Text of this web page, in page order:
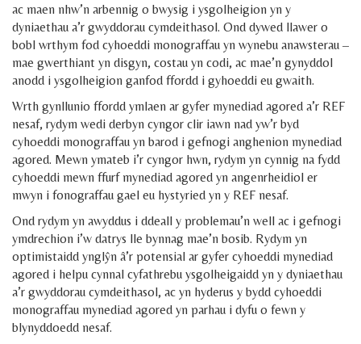
ac maen nhw’n arbennig o bwysig i ysgolheigion yn y
dyniaethau a’r gwyddorau cymdeithasol. Ond dywed llawer o
bobl wrthym fod cyhoeddi monograffau yn wynebu anawsterau –
mae gwerthiant yn disgyn, costau yn codi, ac mae’n gynyddol
anodd i ysgolheigion ganfod ffordd i gyhoeddi eu gwaith.
Wrth gynllunio ffordd ymlaen ar gyfer mynediad agored a’r REF
nesaf, rydym wedi derbyn cyngor clir iawn nad yw’r byd
cyhoeddi monograffau yn barod i gefnogi anghenion mynediad
agored. Mewn ymateb i’r cyngor hwn, rydym yn cynnig na fydd
cyhoeddi mewn ffurf mynediad agored yn angenrheidiol er
mwyn i fonograffau gael eu hystyried yn y REF nesaf.
Ond rydym yn awyddus i ddeall y problemau’n well ac i gefnogi
ymdrechion i’w datrys lle bynnag mae’n bosib. Rydym yn
optimistaidd ynglŷn â’r potensial ar gyfer cyhoeddi mynediad
agored i helpu cynnal cyfathrebu ysgolheigaidd yn y dyniaethau
a’r gwyddorau cymdeithasol, ac yn hyderus y bydd cyhoeddi
monograffau mynediad agored yn parhau i dyfu o fewn y
blynyddoedd nesaf.